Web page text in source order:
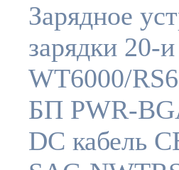
Зарядное
зарядки 20-
WT6000/
БП PWR-
DC кабель